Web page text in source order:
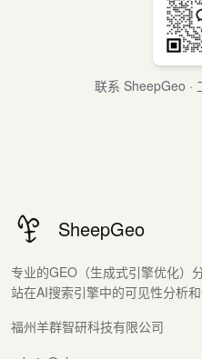
联系 SheepGeo ·
SheepGeo
专业的GEO（生成式引擎优化）
站在AI搜索引擎中的可见性分析和
福州羊群智研科技有限公司